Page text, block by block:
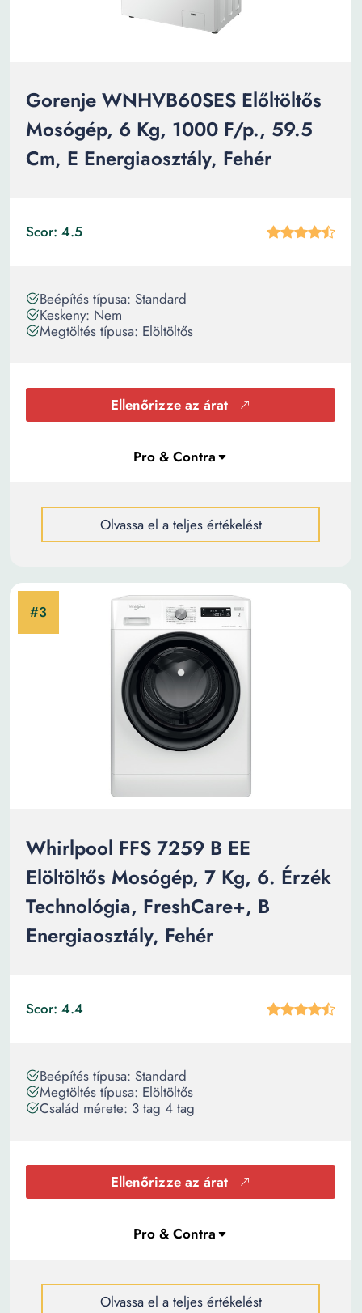
Gorenje WNHVB60SES Előltöltős
Mosógép, 6 Kg, 1000 F/p., 59.5
Cm, E Energiaosztály, Fehér
Scor: 4.5
Beépítés típusa: Standard
Keskeny: Nem
Megtöltés típusa: Elöltöltős
Ellenőrizze az árat
Olvassa el a teljes értékelést
Whirlpool FFS 7259 B EE
Elöltöltős Mosógép, 7 Kg, 6. Érzék
Technológia, FreshCare+, B
Energiaosztály, Fehér
Scor: 4.4
Beépítés típusa: Standard
Megtöltés típusa: Elöltöltős
Család mérete: 3 tag 4 tag
Ellenőrizze az árat
Olvassa el a teljes értékelést